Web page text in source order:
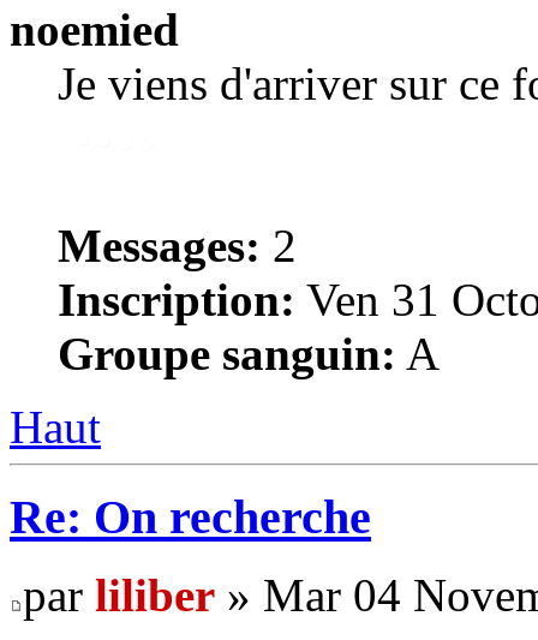
noemied
Je viens d'arriver sur ce
Messages: 2
Inscription: Ven 31
Groupe sanguin: A
Haut
Re: On recherche
par liliber » Mar 04